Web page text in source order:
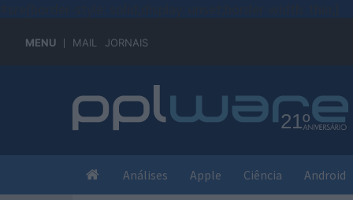
MENU MAIL JORNAIS
Análises Apple Ciência Android